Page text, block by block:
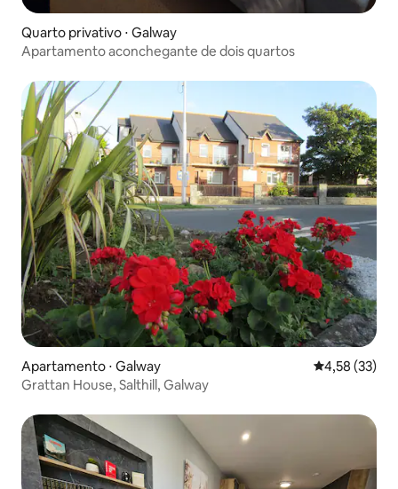
Quarto privativo ⋅ Galway
Apartamento aconchegante de dois quartos
Apartamento ⋅ Galway 4,58 de uma
4,58 (33)
Grattan House, Salthill, Galway